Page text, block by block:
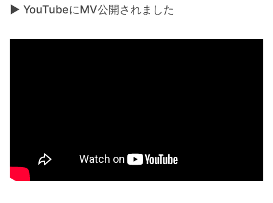
▶ YouTubeにMV公開されました